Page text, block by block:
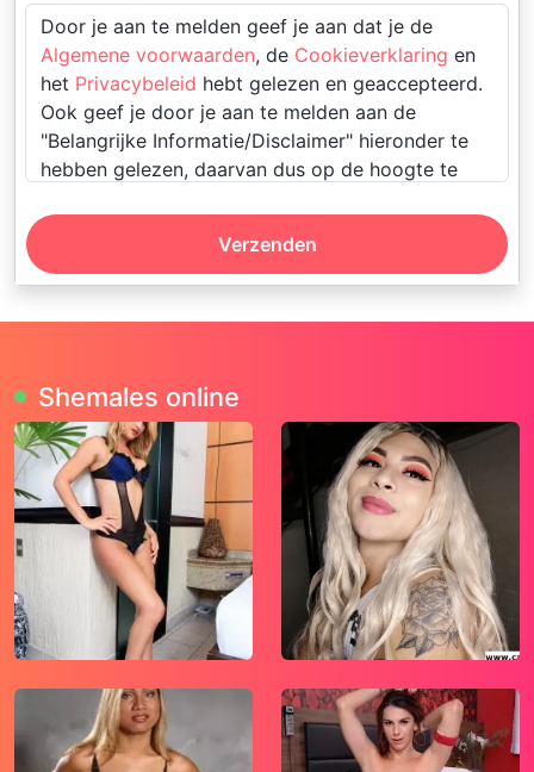
Door je aan te melden geef je aan dat je de
Algemene voorwaarden, de Cookieverklaring en
het Privacybeleid hebt gelezen en geaccepteerd.
Ook geef je door je aan te melden aan de
"Belangrijke Informatie/Disclaimer" hieronder te
hebben gelezen, daarvan dus op de hoogte te
Deze website is uitsluitend bestemd voor
je nog geen 18 jaar, verlaat deze website dan
onmiddellijk.
Wees erop bedacht dat deze website
expliciet seksuele en erotische content, zoals
foto’s en tekstberichten bevat. Deze zijn niet
bestemd voor jouw eventueel minderjarige
kinderen.
gebruikt functionele, analytische cookies,
social media cookies en vergelijkbare
technieken, zoals Google Webmaster Tools,
Google Analytics, Alexa Certify, Yandex,
Hotjar, Histats en Statcounter die
Verzenden
Shemales online